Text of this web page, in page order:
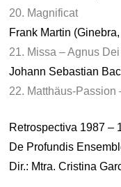
20. Magnificat
Frank Martin
21. Missa – Agnus Dei
Johann Sebastian
22. Matthäus-Passion
Retrospectiva 1987 –
De Profundis
Dir.: Mtra. Cristina